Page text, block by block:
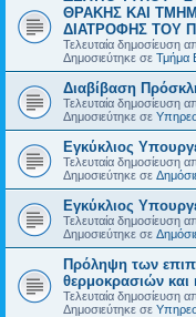
ΘΡΑΚΗΣ ΚΑΙ
ΔΙΑΤΡΟΦΗΣ ΤΟΥ
Τελευταία δημοσίευση
Δημοσιεύτηκε σε Τμήμα
Διαβίβαση
Τελευταία δημοσίευση
Δημοσιεύτηκε σε
Εγκύκλιος
Τελευταία δημοσίευση
Δημοσιεύτηκε σε
Εγκύκλιος
Τελευταία δημοσίευση
Δημοσιεύτηκε σε
Πρόληψη των
θερμοκρασιών
Τελευταία δημοσίευση
Δημοσιεύτηκε σε